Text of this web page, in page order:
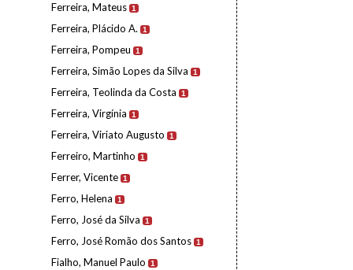
Ferreira, Mateus 1
Ferreira, Plácido A. 1
Ferreira, Pompeu 1
Ferreira, Simão Lopes da Silva 1
Ferreira, Teolinda da Costa 1
Ferreira, Virgínia 1
Ferreira, Viriato Augusto 1
Ferreiro, Martinho 1
Ferrer, Vicente 1
Ferro, Helena 1
Ferro, José da Silva 1
Ferro, José Romão dos Santos 1
Fialho, Manuel Paulo 1